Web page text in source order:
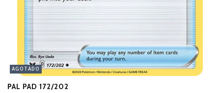
AGOTADO
PAL PAD 172/202